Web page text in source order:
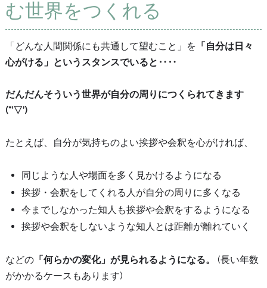
む世界をつくれる
「どんな人間関係にも共通して望むこと」を 「自分は日々
心がける」というスタンスでいると‥‥
だんだんそういう世界が自分の周りにつくられてきます
(*’▽’)
たとえば、自分が気持ちのよい挨拶や会釈を心がければ、
同じような人や場面を多く見かけるようになる
挨拶・会釈をしてくれる人が自分の周りに多くなる
今までしなかった知人も挨拶や会釈をするようになる
挨拶や会釈をしないような知人とは距離が離れていく
などの「何らかの変化」が見られるようになる。 (長い年数
がかかるケースもあります)